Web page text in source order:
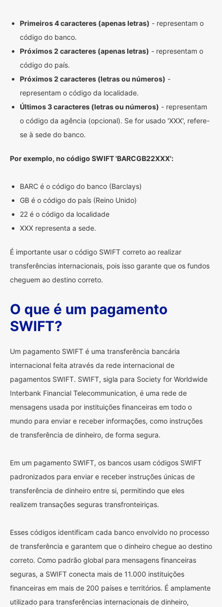
Primeiros 4 caracteres (apenas letras) - representam o
código do banco.
Próximos 2 caracteres (apenas letras) - representam o
código do país.
Próximos 2 caracteres (letras ou números) -
representam o código da localidade.
Últimos 3 caracteres (letras ou números) - representam
o código da agência (opcional). Se for usado 'XXX', refere-
se à sede do banco.
Por exemplo, no código SWIFT 'BARCGB22XXX':
BARC é o código do banco (Barclays)
GB é o código do país (Reino Unido)
22 é o código da localidade
XXX representa a sede.
É importante usar o código SWIFT correto ao realizar
transferências internacionais, pois isso garante que os fundos
cheguem ao destino correto.
O que é um pagamento
SWIFT?
Um pagamento SWIFT é uma transferência bancária
internacional feita através da rede internacional de
pagamentos SWIFT. SWIFT, sigla para Society for Worldwide
Interbank Financial Telecommunication, é uma rede de
mensagens usada por instituições financeiras em todo o
mundo para enviar e receber informações, como instruções
de transferência de dinheiro, de forma segura.
Em um pagamento SWIFT, os bancos usam códigos SWIFT
padronizados para enviar e receber instruções únicas de
transferência de dinheiro entre si, permitindo que eles
realizem transações seguras transfronteiriças.
Esses códigos identificam cada banco envolvido no processo
de transferência e garantem que o dinheiro chegue ao destino
correto. Como padrão global para mensagens financeiras
seguras, a SWIFT conecta mais de 11.000 instituições
financeiras em mais de 200 países e territórios. É amplamente
utilizado para transferências internacionais de dinheiro,